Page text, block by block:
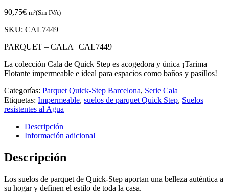
90,75€ m²(Sin IVA)
SKU: CAL7449
PARQUET – CALA | CAL7449
La colección Cala de Quick Step es acogedora y única ¡Tarima
Flotante impermeable e ideal para espacios como baños y pasillos!
Categorías: Parquet Quick-Step Barcelona, Serie Cala
Etiquetas: Impermeable, suelos de parquet Quick Step, Suelos
resistentes al Agua
Descripción
Información adicional
Descripción
Los suelos de parquet de Quick-Step aportan una belleza auténtica a
su hogar y definen el estilo de toda la casa.